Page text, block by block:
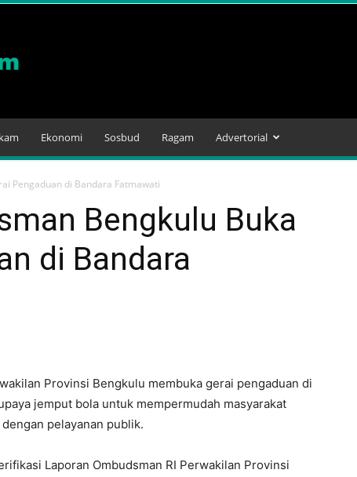
Ekonomi Sosbud Ragam Advertorial
Pengaduan di Bandara Fatmawati
Bengkulu Buka
di Bandara
Provinsi Bengkulu membuka gerai pengaduan di
jemput bola untuk mempermudah masyarakat
pelayanan publik.
Laporan Ombudsman RI Perwakilan Provinsi